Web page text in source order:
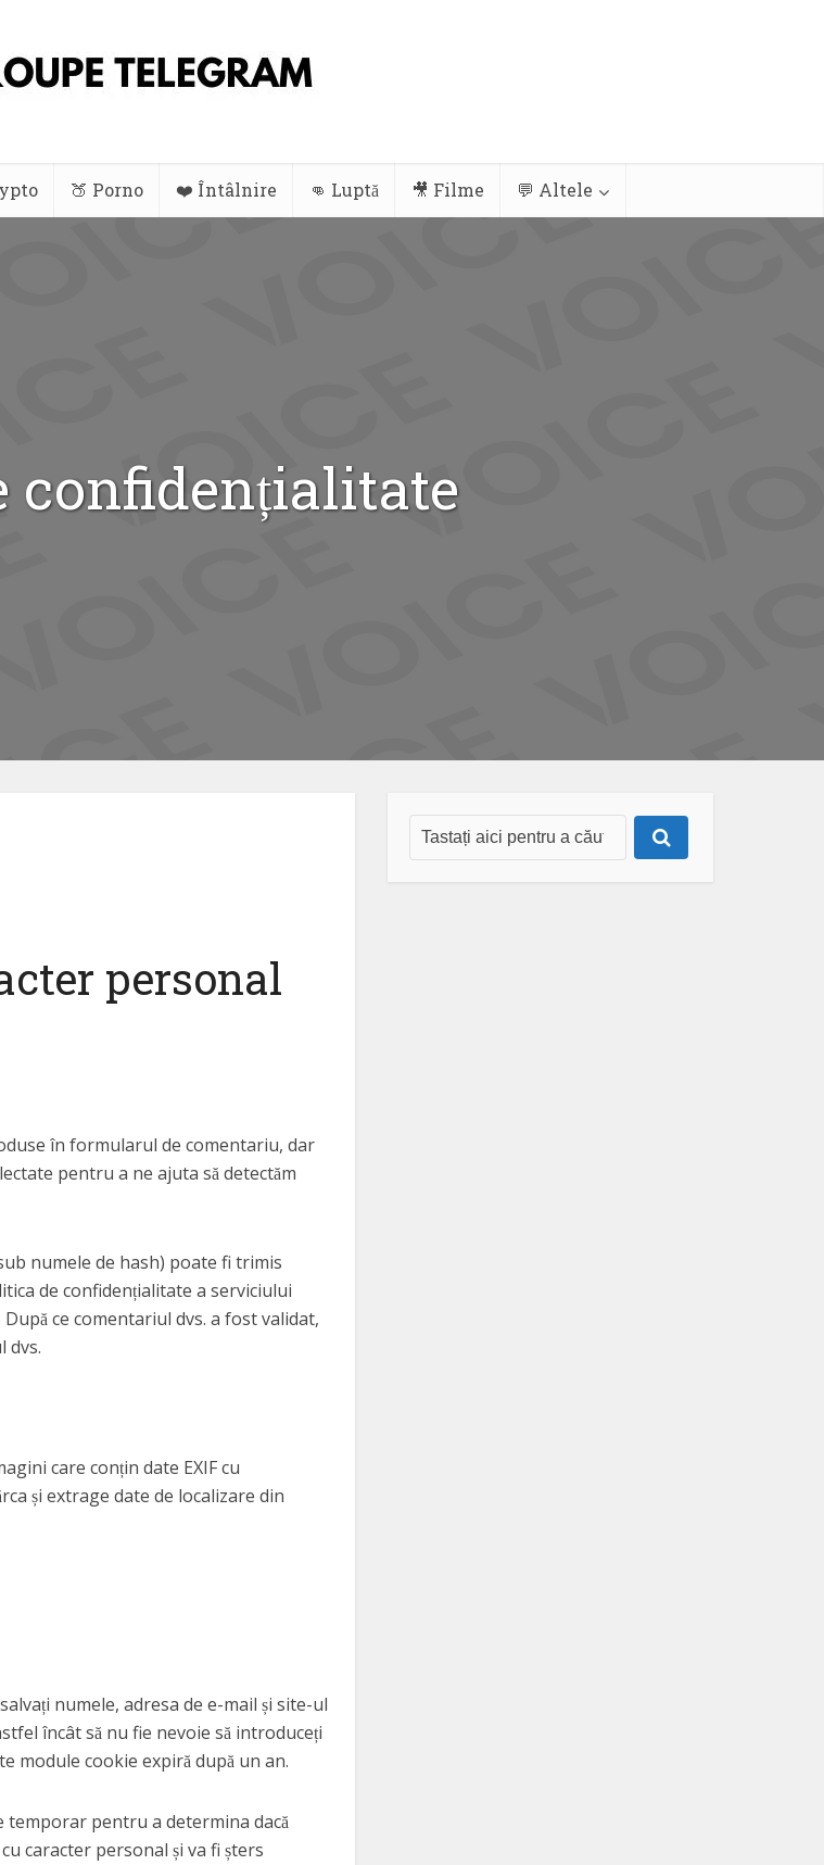
🍑 Porno ❤️ Întâlnire 👊 Luptă 🎥 Filme 💬 Altele
confidențialitate
personal
în formularul de comentariu, dar
pentru a ne ajuta să detectăm
numele de hash) poate fi trimis
de confidențialitate a serviciului
ce comentariul dvs. a fost validat,
dvs.
care conțin date EXIF cu
și extrage date de localizare din
numele, adresa de e-mail și site-ul
încât să nu fie nevoie să introduceți
module cookie expiră după un an.
temporar pentru a determina dacă
caracter personal și va fi șters